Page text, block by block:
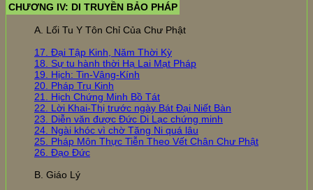
CHƯƠNG IV: DI TRUYỀN BẢO PHÁP
A. Lối Tu Y Tôn Chỉ Của Chư Phật
17. Đại Tập Kinh, Năm Thời Kỳ
18. Sự tu hành thời Hạ Lai Mạt Pháp
19. Hịch: Tin-Vâng-Kính
20. Pháp Trụ Kinh
21. Hịch Chứng Minh Bồ Tát
22. Lời Khai-Thị trước ngày Bát Đại Niết Bàn
23. Diễn văn được Đức Di Lạc chứng minh
24. Ngài khóc vì chờ Tăng Ni quá lâu
25. Pháp Môn Thực Tiễn Theo Vết Chân Chư Phật
26. Đạo Đức
B. Giáo Lý